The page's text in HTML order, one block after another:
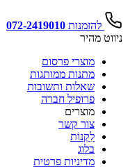
להזמנות 072-2419010
ניווט מהיר
מוצרי פרסום
מתנות ממותגות
שאלות ותשובות
פרופיל חברה
מוצרים
צור קשר
לִקְנוֹת
בלוג
מדיניות פרטית